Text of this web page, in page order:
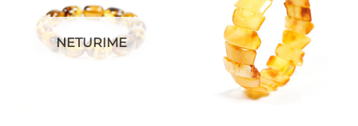
NETURIME